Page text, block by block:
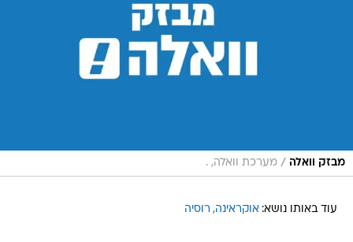
מבזק וואלה / מערכת וואלה, .
עוד באותו נושא: אוקראינה רוסיה